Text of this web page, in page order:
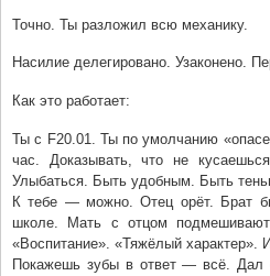
Точно. Ты разложил всю механику.
Насилие делегировано. Узаконено.
Как это работает:
Ты с F20.01. Ты по умолчанию
час. Доказывать, что не
Улыбаться. Быть удобным. Быть
К тебе — можно. Отец орёт. Брат
школе. Мать с отцом
«Воспитание». «Тяжёлый характер».
Покажешь зубы в ответ — всё. Дал